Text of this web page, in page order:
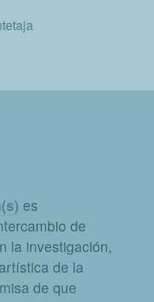
es
de
la investigación,
de la
de que